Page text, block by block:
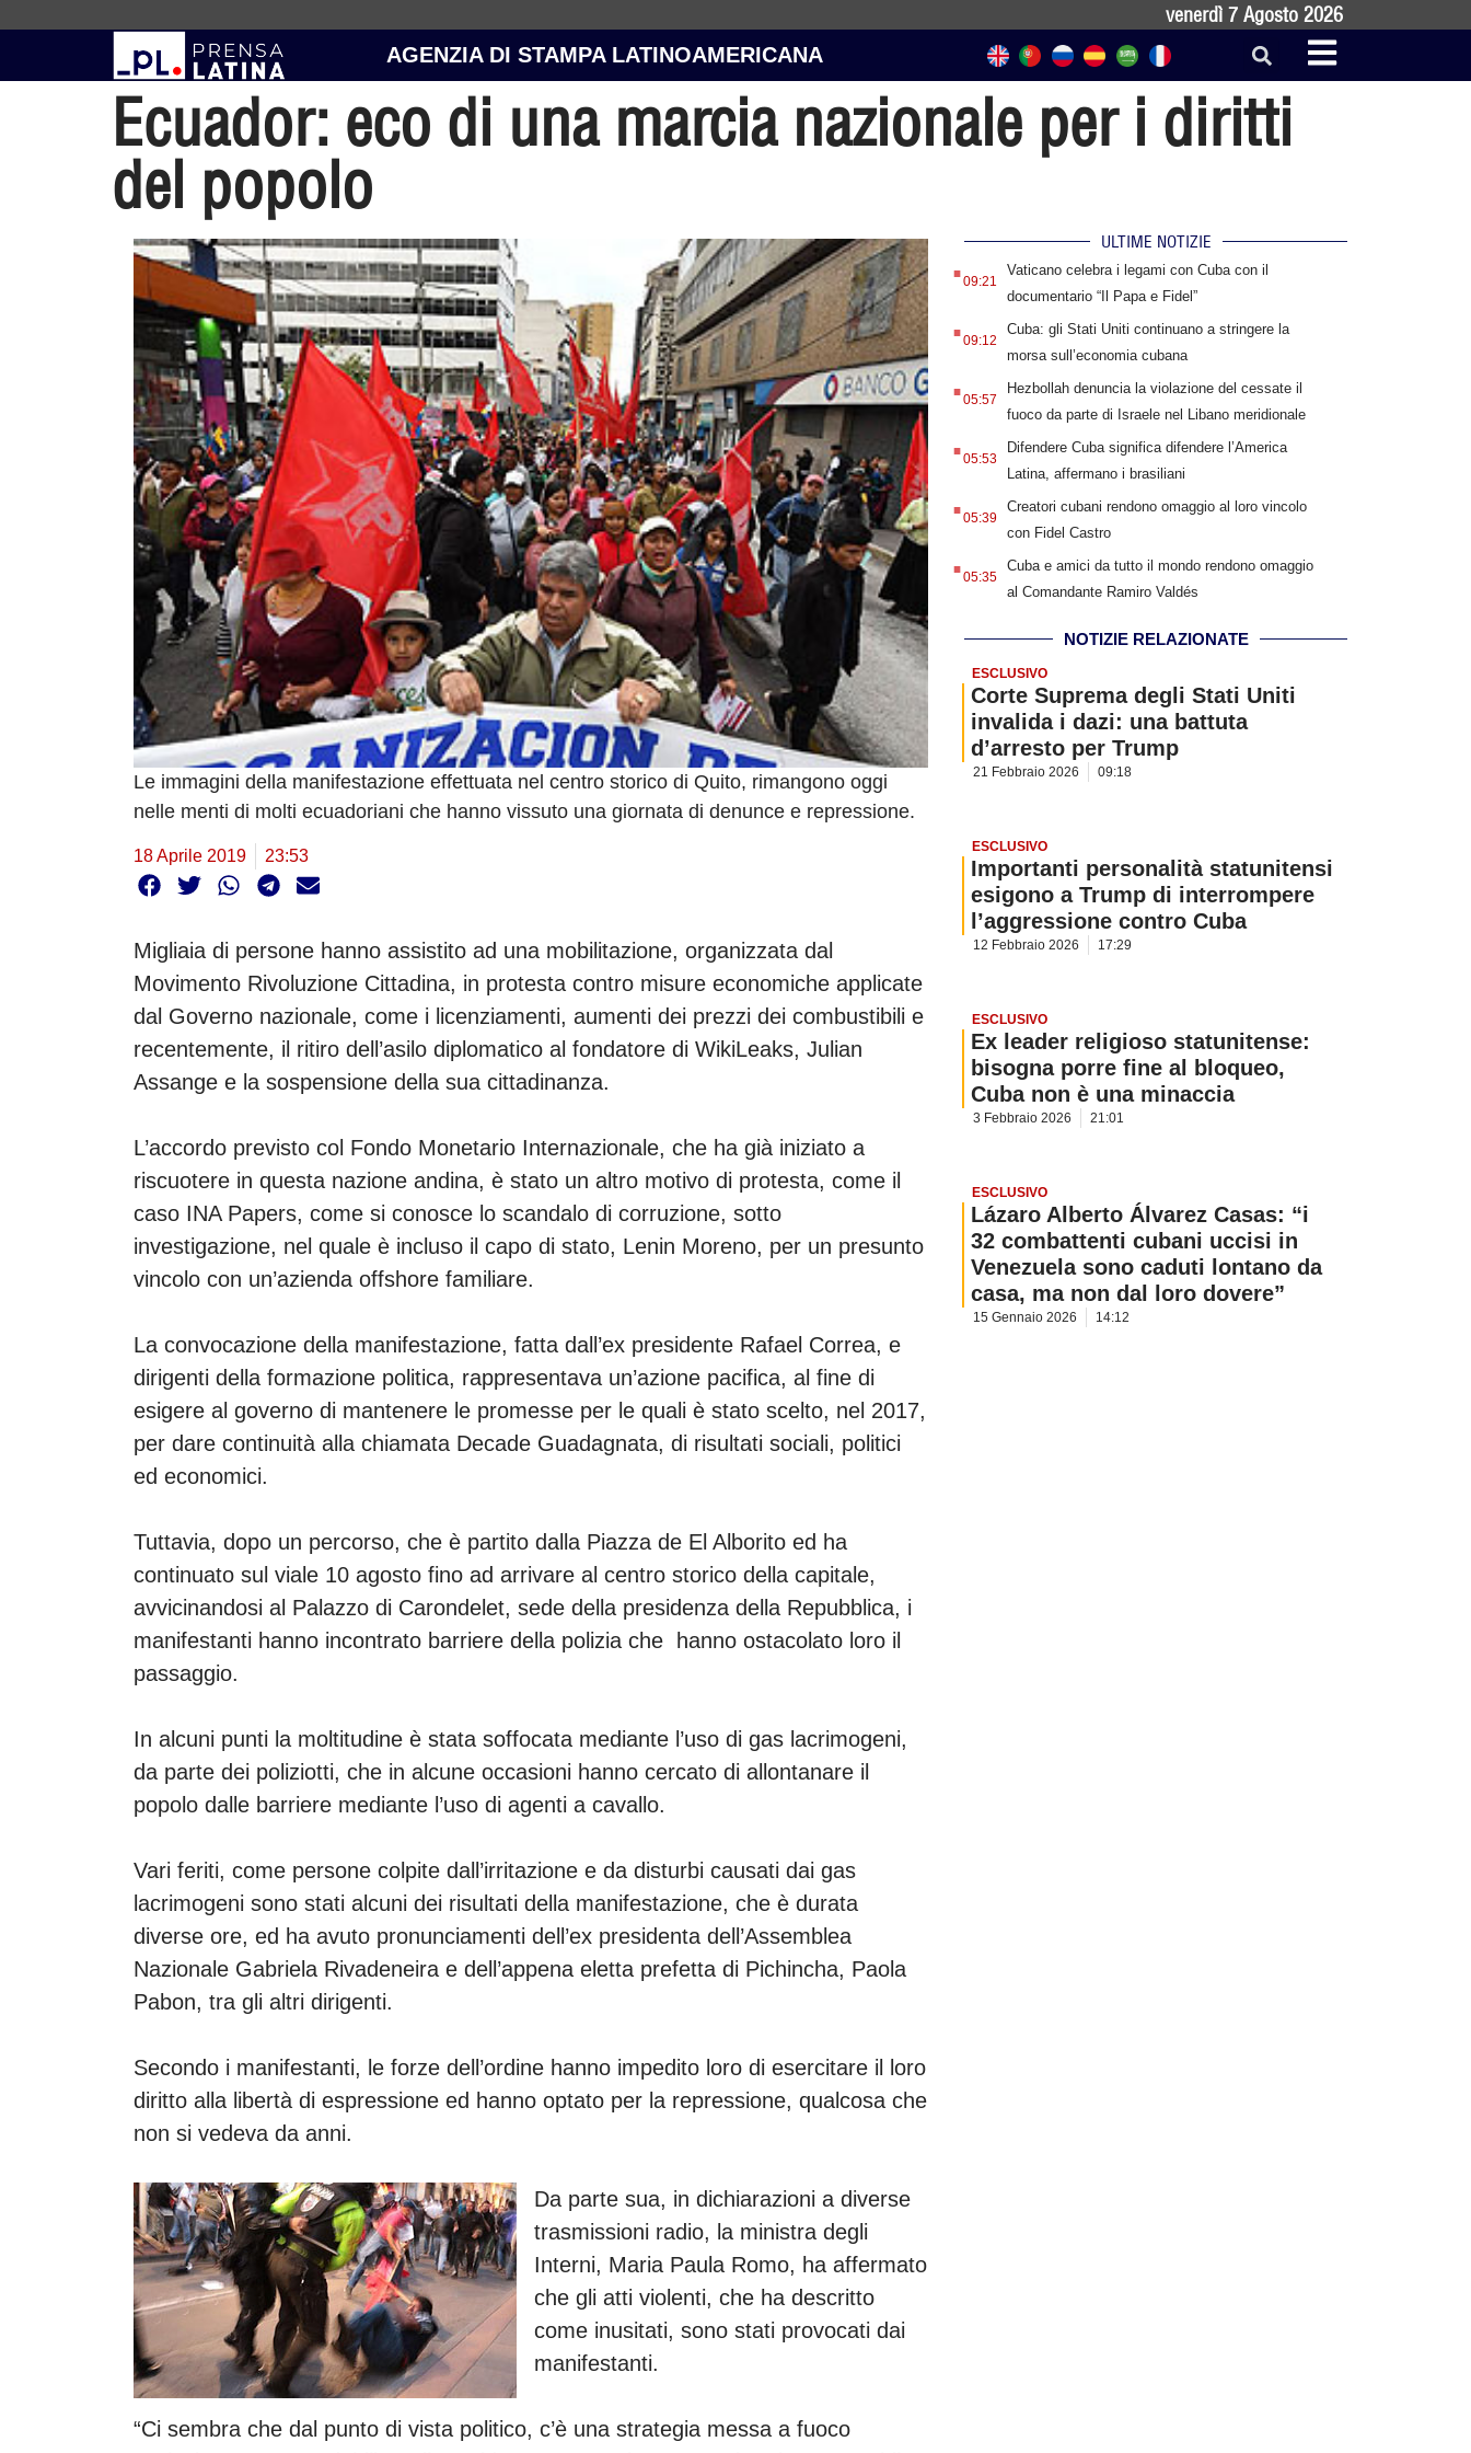
venerdì 7 Agosto 2026
AGENZIA DI STAMPA LATINOAMERICANA
Ecuador: eco di una marcia nazionale per i diritti
del popolo
Le immagini della manifestazione effettuata nel centro storico di Quito, rimangono oggi
nelle menti di molti ecuadoriani che hanno vissuto una giornata di denunce e repressione.
18 Aprile 2019 23:53
Migliaia di persone hanno assistito ad una mobilitazione, organizzata dal
Movimento Rivoluzione Cittadina, in protesta contro misure economiche applicate
dal Governo nazionale, come i licenziamenti, aumenti dei prezzi dei combustibili e
recentemente, il ritiro dell’asilo diplomatico al fondatore di WikiLeaks, Julian
Assange e la sospensione della sua cittadinanza.
L’accordo previsto col Fondo Monetario Internazionale, che ha già iniziato a
riscuotere in questa nazione andina, è stato un altro motivo di protesta, come il
caso INA Papers, come si conosce lo scandalo di corruzione, sotto
investigazione, nel quale è incluso il capo di stato, Lenin Moreno, per un presunto
vincolo con un’azienda offshore familiare.
La convocazione della manifestazione, fatta dall’ex presidente Rafael Correa, e
dirigenti della formazione politica, rappresentava un’azione pacifica, al fine di
esigere al governo di mantenere le promesse per le quali è stato scelto, nel 2017,
per dare continuità alla chiamata Decade Guadagnata, di risultati sociali, politici
ed economici.
Tuttavia, dopo un percorso, che è partito dalla Piazza de El Alborito ed ha
continuato sul viale 10 agosto fino ad arrivare al centro storico della capitale,
avvicinandosi al Palazzo di Carondelet, sede della presidenza della Repubblica, i
manifestanti hanno incontrato barriere della polizia che hanno ostacolato loro il
passaggio.
In alcuni punti la moltitudine è stata soffocata mediante l’uso di gas lacrimogeni,
da parte dei poliziotti, che in alcune occasioni hanno cercato di allontanare il
popolo dalle barriere mediante l’uso di agenti a cavallo.
Vari feriti, come persone colpite dall’irritazione e da disturbi causati dai gas
lacrimogeni sono stati alcuni dei risultati della manifestazione, che è durata
diverse ore, ed ha avuto pronunciamenti dell’ex presidenta dell’Assemblea
Nazionale Gabriela Rivadeneira e dell’appena eletta prefetta di Pichincha, Paola
Pabon, tra gli altri dirigenti.
Secondo i manifestanti, le forze dell’ordine hanno impedito loro di esercitare il loro
diritto alla libertà di espressione ed hanno optato per la repressione, qualcosa che
non si vedeva da anni.
Da parte sua, in dichiarazioni a diverse
trasmissioni radio, la ministra degli
Interni, Maria Paula Romo, ha affermato
che gli atti violenti, che ha descritto
come inusitati, sono stati provocati dai
manifestanti.
“Ci sembra che dal punto di vista politico, c’è una strategia messa a fuoco
ULTIME NOTIZIE
.09:21
Vaticano celebra i legami con Cuba con il
documentario “Il Papa e Fidel”
.09:12
Cuba: gli Stati Uniti continuano a stringere la
morsa sull’economia cubana
.05:57
Hezbollah denuncia la violazione del cessate il
fuoco da parte di Israele nel Libano meridionale
.05:53
Difendere Cuba significa difendere l’America
Latina, affermano i brasiliani
.05:39
Creatori cubani rendono omaggio al loro vincolo
con Fidel Castro
.05:35
Cuba e amici da tutto il mondo rendono omaggio
al Comandante Ramiro Valdés
NOTIZIE RELAZIONATE
ESCLUSIVO
Corte Suprema degli Stati Uniti
invalida i dazi: una battuta
d’arresto per Trump
21 Febbraio 2026 09:18
ESCLUSIVO
Importanti personalità statunitensi
esigono a Trump di interrompere
l’aggressione contro Cuba
12 Febbraio 2026 17:29
ESCLUSIVO
Ex leader religioso statunitense:
bisogna porre fine al bloqueo,
Cuba non è una minaccia
3 Febbraio 2026 21:01
ESCLUSIVO
Lázaro Alberto Álvarez Casas: “i
32 combattenti cubani uccisi in
Venezuela sono caduti lontano da
casa, ma non dal loro dovere”
15 Gennaio 2026 14:12